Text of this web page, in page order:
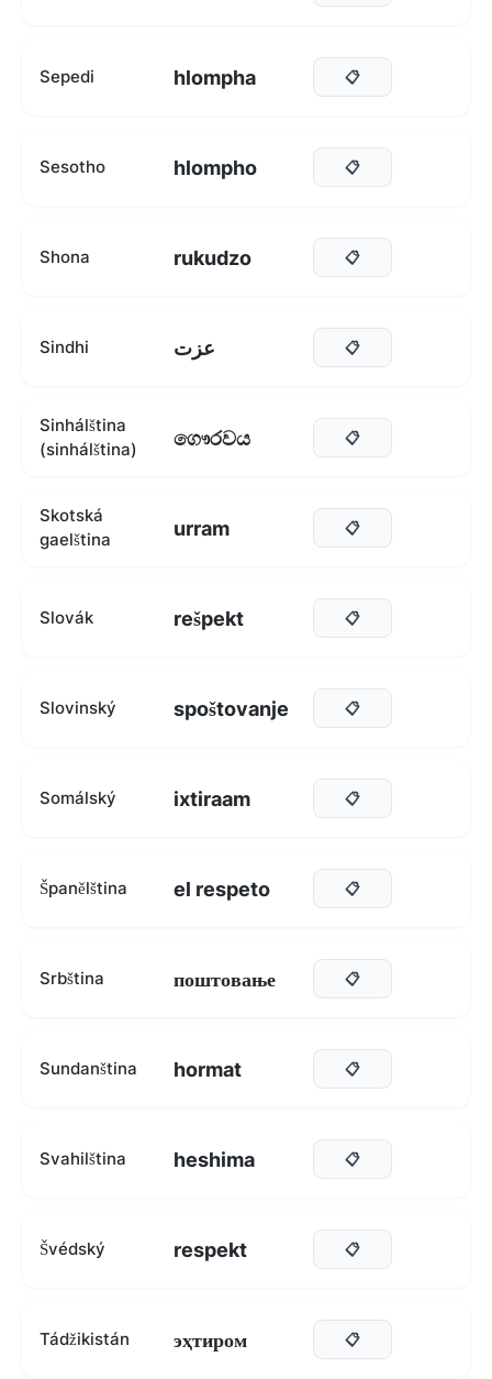
Sepedi hlompha 📋
Sesotho hlompho 📋
Shona rukudzo 📋
Sindhi عزت 📋
Sinhálština
(sinhálština)
ගෞරවය 📋
Skotská
gaelština
urram 📋
Slovák rešpekt 📋
Slovinský spoštovanje 📋
Somálský ixtiraam 📋
Španělština el respeto 📋
Srbština поштовање 📋
Sundanština hormat 📋
Svahilština heshima 📋
Švédský respekt 📋
Tádžikistán эҳтиром 📋